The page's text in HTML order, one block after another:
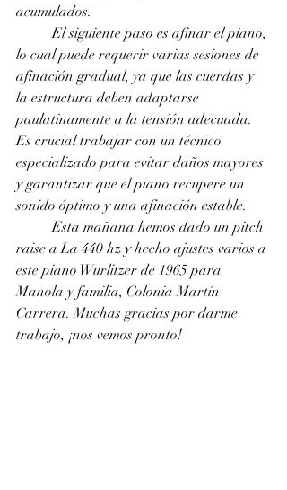
acumulados.
	El siguiente paso es afinar el piano,
lo cual puede requerir varias sesiones de
afinación gradual, ya que las cuerdas y
la estructura deben adaptarse
paulatinamente a la tensión adecuada.
Es crucial trabajar con un técnico
especializado para evitar daños mayores
y garantizar que el piano recupere un
sonido óptimo y una afinación estable.
	Esta mañana hemos dado un pitch
raise a La 440 hz y hecho ajustes varios a
este piano Wurlitzer de 1965 para
Manola y familia, Colonia Martín
Carrera. Muchas gracias por darme
trabajo, ¡nos vemos pronto!